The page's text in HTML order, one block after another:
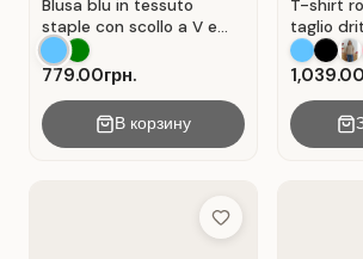
Blusa blu in tessuto
staple con scollo a V e
senza maniche . Blu.
779.00грн.
В корзину
T-shirt
taglio
Rosso.
Add to Wish List